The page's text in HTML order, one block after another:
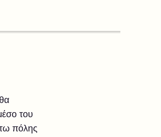
του
πόλης